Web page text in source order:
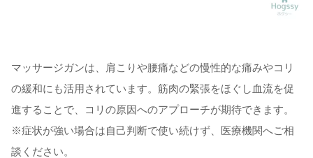
マッサージガンは、肩こりや腰痛などの慢性的な痛みやコリ
の緩和にも活用されています。筋肉の緊張をほぐし血流を促
進することで、コリの原因へのアプローチが期待できます。
※症状が強い場合は自己判断で使い続けず、医療機関へご相
談ください。